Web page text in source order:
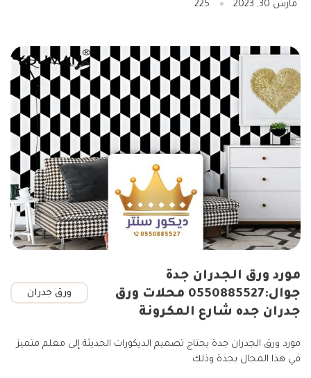
مارس 30, 2023 225
ورق جدران
مورد ورق الجدران جدة
جوال:0550885527 محلات ورق
جدران جده شارع المكرونة
مورد ورق الجدران جدة يحتاج تصميم الديكورات الحديثة إلى معلم متميز
في هذا المجال بجدة وذلك